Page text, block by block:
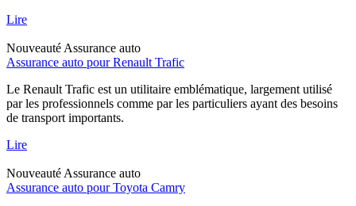
Lire
Nouveauté Assurance auto
Assurance auto pour Renault Trafic
Le Renault Trafic est un utilitaire emblématique, largement utilisé
par les professionnels comme par les particuliers ayant des besoins
de transport importants.
Lire
Nouveauté Assurance auto
Assurance auto pour Toyota Camry